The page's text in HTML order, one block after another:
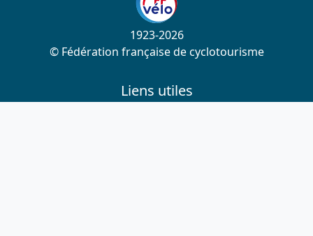
1923-2026
© Fédération française de cyclotourisme
Liens utiles